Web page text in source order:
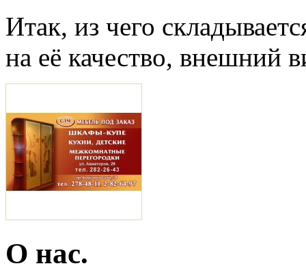
Итак, из чего
на её качество, внешний
О нас.